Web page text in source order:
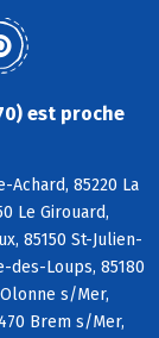
est proche
Achard, 85220 La
Le Girouard,
85150 St-Julien-
des-Loups, 85180
s/Mer,
Brem s/Mer,